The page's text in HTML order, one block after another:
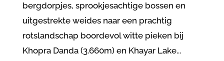
bergdorpjes, sprookjesachtige bossen en
uitgestrekte weides naar een prachtig
rotslandschap boordevol witte pieken bij
Khopra Danda (3.660m) en Khayar Lake...